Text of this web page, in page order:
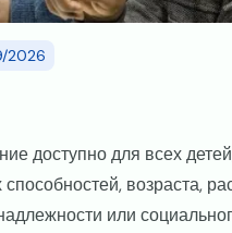
2026
доступно для всех
возраста,
или